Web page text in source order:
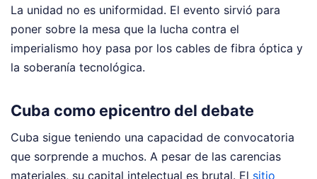
La unidad no es uniformidad. El evento sirvió para
poner sobre la mesa que la lucha contra el
imperialismo hoy pasa por los cables de fibra óptica y
la soberanía tecnológica.
Cuba como epicentro del debate
Cuba sigue teniendo una capacidad de convocatoria
que sorprende a muchos. A pesar de las carencias
materiales, su capital intelectual es brutal. El sitio